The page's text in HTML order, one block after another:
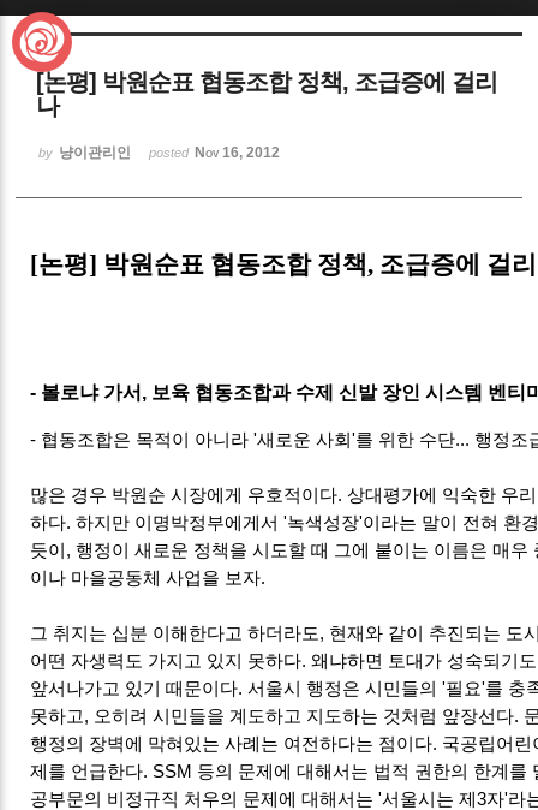
[논평] 박원순표 협동조합 정책, 조급증에 걸리
나
by 냥이관리인 posted Nov 16, 2012
[논평] 박원순표 협동조합 정책, 조급증에 걸
- 볼로냐 가서, 보육 협동조합과 수제 신발 장인 시스템 벤티
- 협동조합은 목적이 아니라 '새로운 사회'를 위한 수단... 행정조
많은 경우 박원순 시장에게 우호적이다. 상대평가에 익숙한 우
하다. 하지만 이명박정부에게서 '녹색성장'이라는 말이 전혀 환
듯이, 행정이 새로운 정책을 시도할 때 그에 붙이는 이름은 매우
이나 마을공동체 사업을 보자.
그 취지는 십분 이해한다고 하더라도, 현재와 같이 추진되는 도
어떤 자생력도 가지고 있지 못하다. 왜냐하면 토대가 성숙되기
앞서나가고 있기 때문이다. 서울시 행정은 시민들의 '필요'를 충
못하고, 오히려 시민들을 계도하고 지도하는 것처럼 앞장선다.
행정의 장벽에 막혀있는 사례는 여전하다는 점이다. 국공립어
제를 언급한다. SSM 등의 문제에 대해서는 법적 권한의 한계를
공부문의 비정규직 처우의 문제에 대해서는 '서울시는 제3자'라
Sketchbook5, 스케치북5
Sketchbook5, 스케치북5